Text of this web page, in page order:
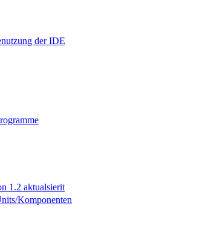
der IDE
1.2 aktualsierit
Komponenten